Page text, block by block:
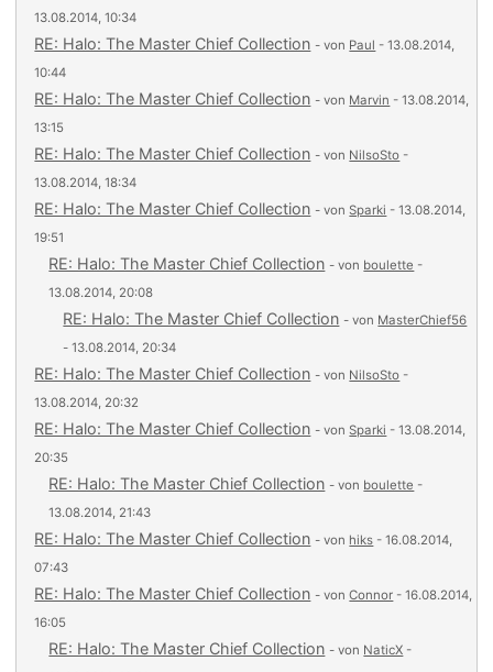
13.08.2014, 10:34
RE: Halo: The Master Chief Collection - von Paul - 13.08.2014,
10:44
RE: Halo: The Master Chief Collection - von Marvin - 13.08.2014,
13:15
RE: Halo: The Master Chief Collection - von NilsoSto -
13.08.2014, 18:34
RE: Halo: The Master Chief Collection - vonSparki - 13.08.2014,
19:51
RE: Halo: The Master Chief Collection - von boulette -
13.08.2014, 20:08
RE: Halo: The Master Chief Collection - von MasterChief56
- 13.08.2014, 20:34
RE: Halo: The Master Chief Collection - von NilsoSto -
13.08.2014, 20:32
RE: Halo: The Master Chief Collection - vonSparki - 13.08.2014,
20:35
RE: Halo: The Master Chief Collection - von boulette -
13.08.2014, 21:43
RE: Halo: The Master Chief Collection - von hiks - 16.08.2014,
07:43
RE: Halo: The Master Chief Collection - vonConnor - 16.08.2014,
16:05
RE: Halo: The Master Chief Collection - von NaticX -